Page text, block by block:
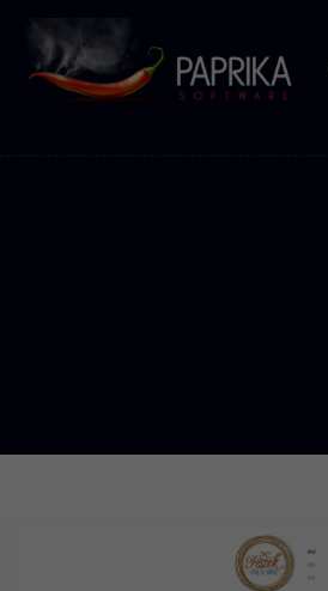
Megoldásaink